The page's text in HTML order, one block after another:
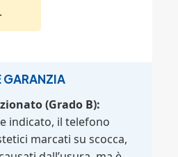
(Grado B):
indicato, il telefono
marcati su scocca,